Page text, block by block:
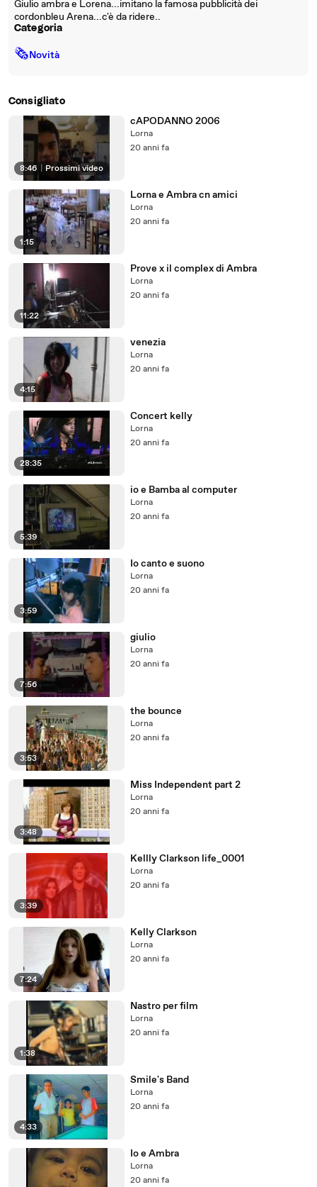
Giulio ambra e Lorena...imitano la famosa pubblicità dei
cordonbleu Arena...c'è da ridere..
Categoria
🗞Novità
Consigliato
8:46 Prossimi video
cAPODANNO 2006
Lorna
20 anni fa
1:15
Lorna e Ambra cn amici
Lorna
20 anni fa
11:22
Prove x il complex di Ambra
Lorna
20 anni fa
4:15
venezia
Lorna
20 anni fa
28:35
Concert kelly
Lorna
20 anni fa
5:39
io e Bamba al computer
Lorna
20 anni fa
3:59
Io canto e suono
Lorna
20 anni fa
7:56
giulio
Lorna
20 anni fa
3:53
the bounce
Lorna
20 anni fa
3:48
Miss Independent part 2
Lorna
20 anni fa
3:39
Kellly Clarkson life_0001
Lorna
20 anni fa
7:24
Kelly Clarkson
Lorna
20 anni fa
1:38
Nastro per film
Lorna
20 anni fa
4:33
Smile's Band
Lorna
20 anni fa
Io e Ambra
Lorna
20 anni fa